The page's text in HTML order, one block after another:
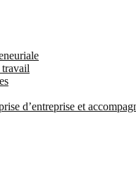
d’entreprise et